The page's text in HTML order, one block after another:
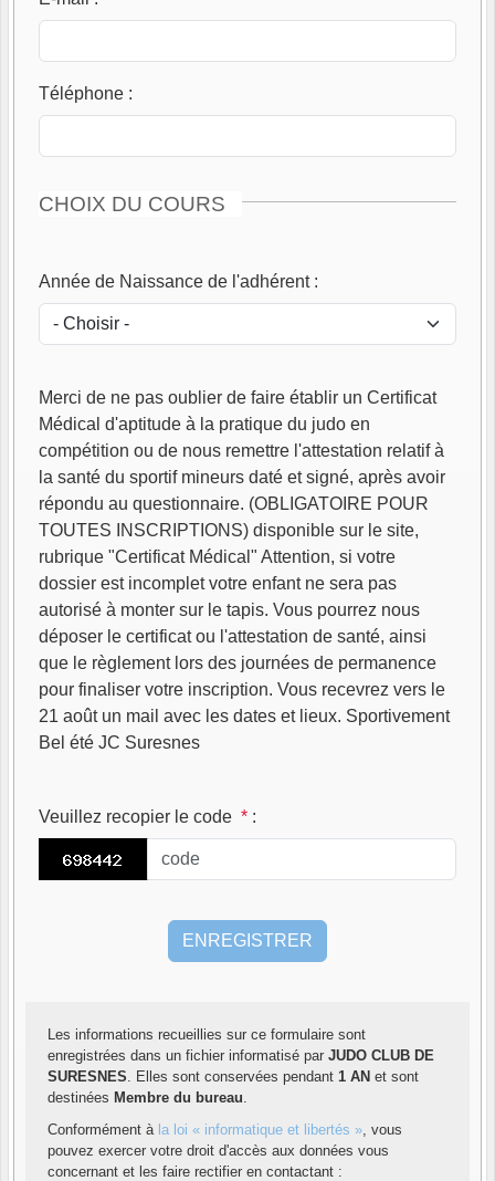
Téléphone :
CHOIX DU COURS
Année de Naissance de l'adhérent:
Merci de ne pas oublier de faire établir un Certificat
Médical d'aptitude à la pratique du judo en
compétition ou de nous remettre l'attestation relatif à
la santé du sportif mineurs daté et signé, après avoir
répondu au questionnaire. (OBLIGATOIRE POUR
TOUTES INSCRIPTIONS) disponible sur le site,
rubrique "Certificat Médical" Attention, si votre
dossier est incomplet votre enfant ne sera pas
autorisé à monter sur le tapis. Vous pourrez nous
déposer le certificat ou l'attestation de santé, ainsi
que le règlement lors des journées de permanence
pour finaliser votre inscription. Vous recevrez vers le
21 août un mail avec les dates et lieux. Sportivement
Bel été JC Suresnes
Veuillez recopier le code * :
Les informations recueillies sur ce formulaire sont
enregistrées dans un fichier informatisé par JUDO CLUB DE
SURESNES . Elles sont conservées pendant 1 AN et sont
destinées Membre du bureau
Conformément à la loi « informatique et libertés » , vous
pouvez exercer votre droit d'accès aux données vous
concernant et les faire rectifier en contactant :